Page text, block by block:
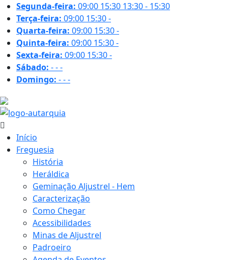
Segunda-feira: 09:00 15:30 13:30 - 15:30
Terça-feira: 09:00 15:30-
Quarta-feira: 09:00 15:30-
Quinta-feira: 09:00 15:30-
Sexta-feira: 09:00 15:30-
Sábado: ---
Domingo: ---
Início
Freguesia
História
Heráldica
Geminação Aljustrel - Hem
Caracterização
Como Chegar
Acessibilidades
Minas de Aljustrel
Padroeiro